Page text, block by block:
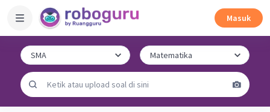
Masuk